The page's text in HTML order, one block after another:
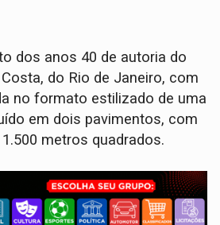
dos anos 40 de autoria do
do Rio de Janeiro, com
no formato estilizado de uma
em dois pavimentos, com
metros quadrados.